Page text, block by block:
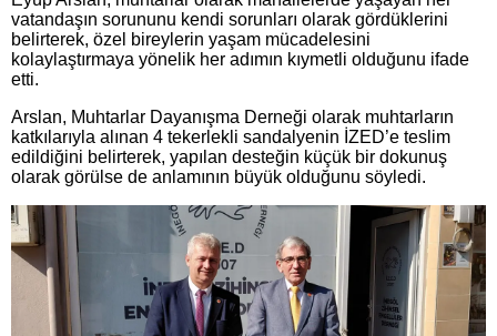
vatandaşın sorununu kendi sorunları olarak gördüklerini
belirterek, özel bireylerin yaşam mücadelesini
kolaylaştırmaya yönelik her adımın kıymetli olduğunu ifade
etti.
Arslan, Muhtarlar Dayanışma Derneği olarak muhtarların
katkılarıyla alınan 4 tekerlekli sandalyenin İZED’e teslim
edildiğini belirterek, yapılan desteğin küçük bir dokunuş
olarak görülse de anlamının büyük olduğunu söyledi.